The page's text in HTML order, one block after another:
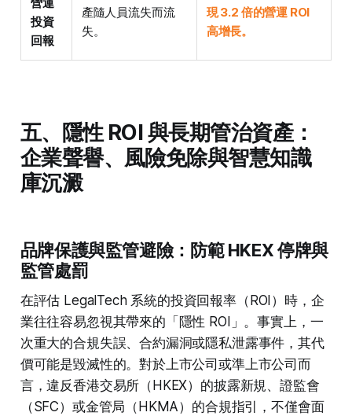
投資
回報
產隨人員流失而流
失。
現 3.2 倍的營運 ROI
高增長。
五、隱性 ROI 與長期管治資產：
企業聲譽、風險免除與智慧知識
庫沉澱
品牌保護與監管避險：防範 HKEX 停牌與
監管處罰
在評估 LegalTech 系統的投資回報率（ROI）時，企
業往往容易忽視其帶來的「隱性 ROI」。事實上，一
次重大的合規失誤、合約漏洞或隱私泄露事件，其代
價可能是毀滅性的。對於上市公司或準上市公司而
言，違反香港交易所（HKEX）的披露新規、證監會
（SFC）或金管局（HKMA）的合規指引，不僅會面